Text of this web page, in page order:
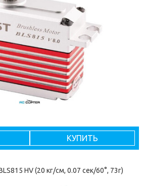
КУПИТЬ
HV (20 кг/см, 0.07 сек/60°, 73г)